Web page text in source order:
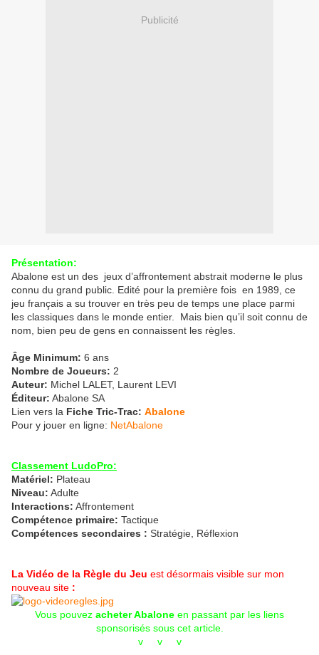
Publicité
Présentation:
Abalone est un des jeux d’affrontement abstrait moderne le plus
connu du grand public. Edité pour la première fois en 1989, ce
jeu français a su trouver en très peu de temps une place parmi
les classiques dans le monde entier. Mais bien qu’il soit connu de
nom, bien peu de gens en connaissent les règles.
Âge Minimum: 6 ans
Nombre de Joueurs: 2
Auteur: Michel LALET, Laurent LEVI
Éditeur: Abalone SA
Lien vers la Fiche Tric-Trac: Abalone
Pour y jouer en ligne: NetAbalone
Classement LudoPro:
Matériel: Plateau
Niveau: Adulte
Interactions: Affrontement
Compétence primaire: Tactique
Compétences secondaires : Stratégie, Réflexion
La Vidéo de la Règle du Jeu est désormais visible sur mon
nouveau site :
Vous pouvez acheter Abalone en passant par les liens
sponsorisés sous cet article.
v v v